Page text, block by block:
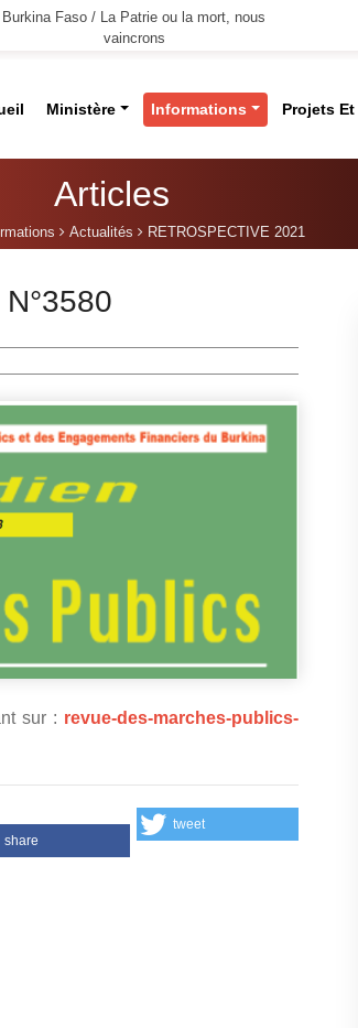
Burkina Faso / La Patrie ou la mort, nous
vaincrons
Ministère Informations Projets
Articles
Actualités RETROSPECTIVE 2021
sur : revue-des-marches-publics-
share
tweet